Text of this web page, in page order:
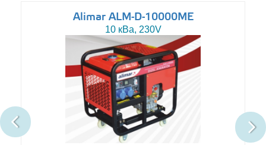
Alimar ALM-D-10000ME
10 кВа, 230V